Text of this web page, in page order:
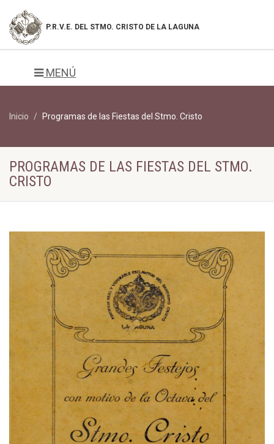
P.R.V.E. DEL STMO. CRISTO DE LA LAGUNA
MENÚ
Inicio Programas de las Fiestas del Stmo. Cristo
PROGRAMAS DE LAS FIESTAS DEL STMO.
CRISTO